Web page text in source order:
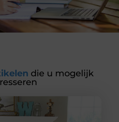
die u mogelijk